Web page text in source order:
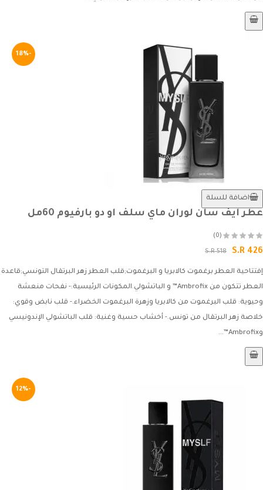
-18%
اضافة للسلة
عطر ايف سان لوران ماي سلف او دو بارفيوم 60مل
(0)
S.R 426
S.R 518
إفتتاحية العطر برغموت كالابريا و البرغموت;قلب العطر زهر البرتقال التونسي;قاعدة
العطر تتكون من Ambrofix™ و الباتشولي.المكونات الرئيسية:- نفحات منعشة
وحيوية: قلب البرغموت من كالابريا وزهرة البرغموت الخضراء.- قلب نابض وقوي:
خلاصة زهر البرتقال من تونس.- أخشاب حسية وغنية: قلب الباتشولي الإندونيسي
وAmbrofix™...
-12%